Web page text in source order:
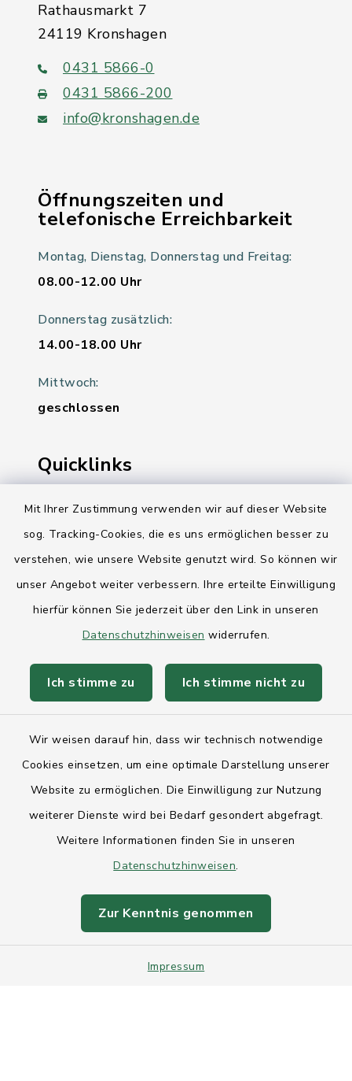
Mit Ihrer Zustimmung verwenden wir auf dieser Website
sog. Tracking-Cookies, die es uns ermöglichen besser zu
verstehen, wie unsere Website genutzt wird. So können wir
unser Angebot weiter verbessern. Ihre erteilte Einwilligung
hierfür können Sie jederzeit über den Link in unseren
Datenschutzhinweisen widerrufen.
Ich stimme zu Ich stimme nicht zu
Wir weisen darauf hin, dass wir technisch notwendige
Cookies einsetzen, um eine optimale Darstellung unserer
Website zu ermöglichen. Die Einwilligung zur Nutzung
weiterer Dienste wird bei Bedarf gesondert abgefragt.
Weitere Informationen finden Sie in unseren
Datenschutzhinweisen.
Zur Kenntnis genommen
Impressum
Rathausmarkt 7
24119 Kronshagen
0431 5866-0
0431 5866-200
info@kronshagen.de
Öffnungszeiten und
telefonische Erreichbarkeit
Montag, Dienstag, Donnerstag und Freitag:
08.00-12.00 Uhr
Donnerstag zusätzlich:
14.00-18.00 Uhr
Mittwoch:
geschlossen
Quicklinks
Ihre Behördennummer 115
Landesregierung Schleswig-Holstein
AktivRegion Mittelholstein
Anfahrt
Datenschutz
Sitemap
Intranet